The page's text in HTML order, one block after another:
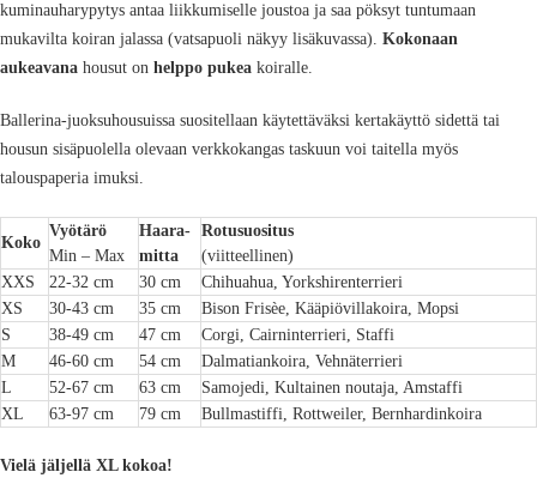
kuminauharypytys antaa liikkumiselle joustoa ja saa pöksyt tuntumaan
mukavilta koiran jalassa (vatsapuoli näkyy lisäkuvassa). Kokonaan
aukeavana housut on helppo pukea koiralle.
Ballerina-juoksuhousuissa suositellaan käytettäväksi kertakäyttö sidettä tai
housun sisäpuolella olevaan verkkokangas taskuun voi taitella myös
talouspaperia imuksi.
Koko
Vyötärö
Min – Max
Haara-
mitta
Rotusuositus
(viitteellinen)
XXS
22-32 cm 30 cm
Chihuahua, Yorkshirenterrieri
XS
30-43 cm 35 cm
Bison Frisèe, Kääpiövillakoira, Mopsi
S
38-49 cm 47 cm
Corgi, Cairninterrieri, Staffi
M
46-60 cm 54 cm
Dalmatiankoira, Vehnäterrieri
L
52-67 cm 63 cm
Samojedi, Kultainen noutaja, Amstaffi
XL
63-97 cm 79 cm Bullmastiffi, Rottweiler, Bernhardinkoira
Vielä jäljellä XL kokoa!